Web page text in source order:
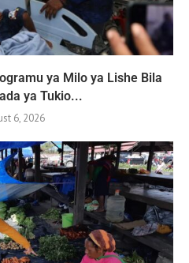
ya Milo ya Lishe Bila
ya Tukio...
6, 2026